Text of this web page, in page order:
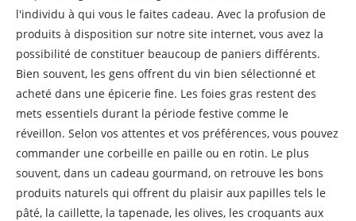
l'individu à qui vous le faites cadeau. Avec la profusion de
produits à disposition sur notre site internet, vous avez la
possibilité de constituer beaucoup de paniers différents.
Bien souvent, les gens offrent du vin bien sélectionné et
acheté dans une épicerie fine. Les foies gras restent des
mets essentiels durant la période festive comme le
réveillon. Selon vos attentes et vos préférences, vous pouvez
commander une corbeille en paille ou en rotin. Le plus
souvent, dans un cadeau gourmand, on retrouve les bons
produits naturels qui offrent du plaisir aux papilles tels le
pâté, la caillette, la tapenade, les olives, les croquants aux